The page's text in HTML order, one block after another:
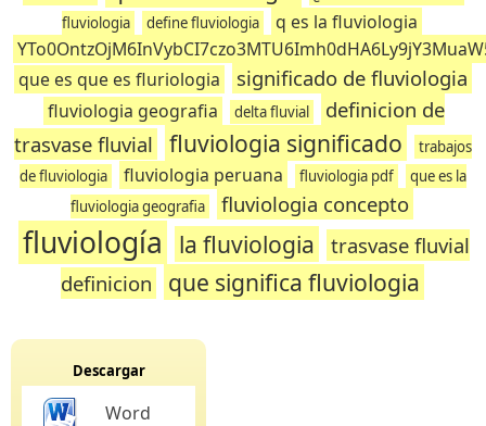
fluviologia
define fluviologia
q es la fluviologia
que es que es fluriologia
significado de fluviologia
fluviologia geografia delta fluvial
definicion de
trasvase fluvial
fluviologia significado
trabajos
de fluviologia
fluviologia peruana fluviologia pdf
que es la
fluviologia geografia
fluviologia concepto
fluviología la fluviologia
trasvase fluvial
definicion
que significa fluviologia
Descargar
Word